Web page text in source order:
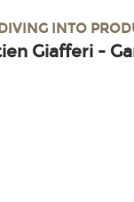
INTO
Giafferi -